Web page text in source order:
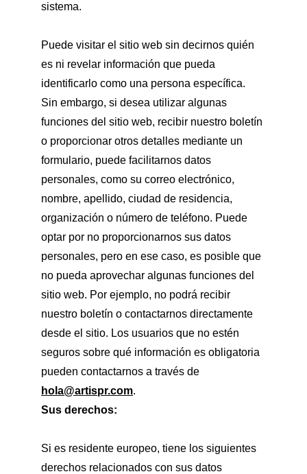
sistema.
Puede visitar el sitio web sin decirnos quién
es ni revelar información que pueda
identificarlo como una persona específica.
Sin embargo, si desea utilizar algunas
funciones del sitio web, recibir nuestro boletín
o proporcionar otros detalles mediante un
formulario, puede facilitarnos datos
personales, como su correo electrónico,
nombre, apellido, ciudad de residencia,
organización o número de teléfono. Puede
optar por no proporcionarnos sus datos
personales, pero en ese caso, es posible que
no pueda aprovechar algunas funciones del
sitio web. Por ejemplo, no podrá recibir
nuestro boletín o contactarnos directamente
desde el sitio. Los usuarios que no estén
seguros sobre qué información es obligatoria
pueden contactarnos a través de
hola@artispr.com.
Sus derechos:
Si es residente europeo, tiene los siguientes
derechos relacionados con sus datos